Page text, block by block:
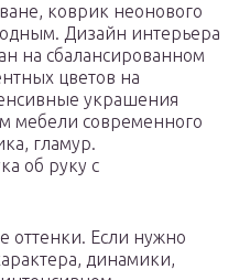
коврик неонового
Дизайн интерьера
на сбалансированном
цветов на
украшения
мебели современного
гламур.
об руку с
оттенки. Если нужно
динамики,